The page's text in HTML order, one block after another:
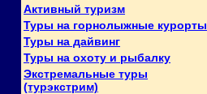
Активный туризм
Туры на горнолыжные курорты
Туры на дайвинг
Туры на охоту и рыбалку
Экстремальные туры
(турэкстрим)